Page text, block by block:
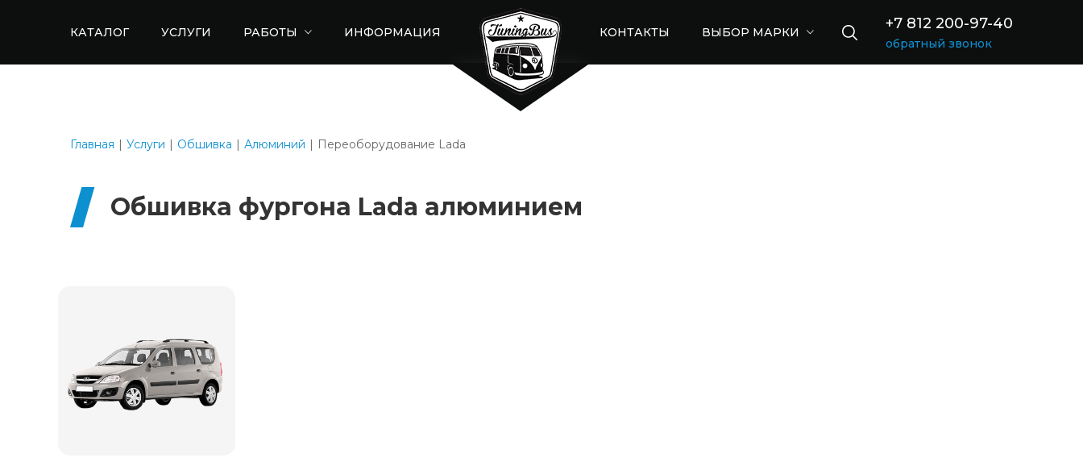
КАТАЛОГ УСЛУГИ РАБОТЫ ИНФОРМАЦИЯ КОНТАКТЫ ВЫБОР МАРКИ
+7 812 200-97-40
обратный звонок
Главная Услуги Обшивка Алюминий Переоборудование Lada
Обшивка фургона Lada алюминием